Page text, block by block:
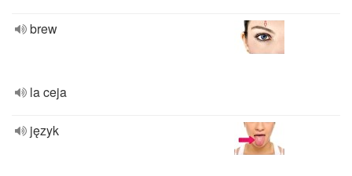
brew
la ceja
język